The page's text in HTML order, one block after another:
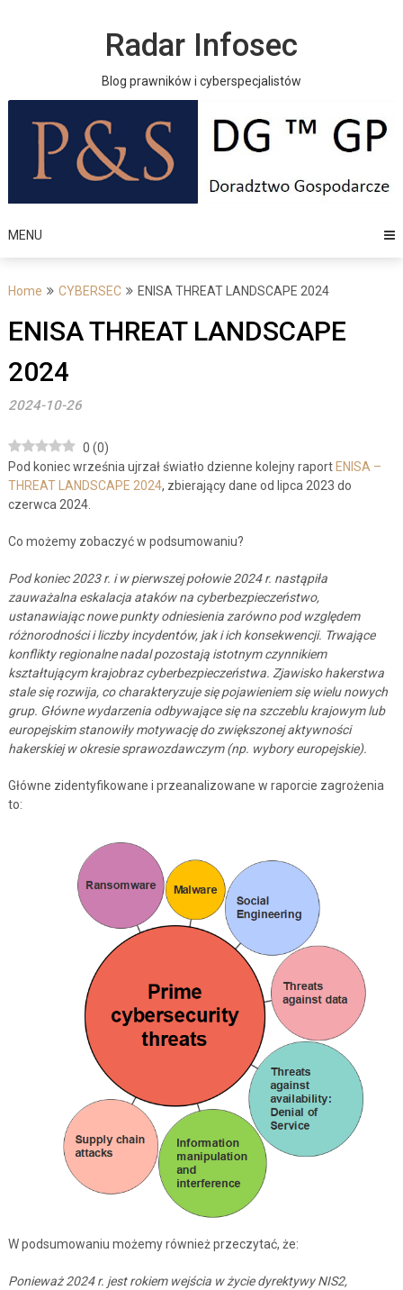
Radar Infosec
Blog prawników i cyberspecjalistów
MENU
Home CYBERSEC ENISA THREAT LANDSCAPE 2024
ENISA THREAT LANDSCAPE
2024
2024-10-26
0 (0)
Pod koniec września ujrzał światło dzienne kolejny raport ENISA –
THREAT LANDSCAPE 2024, zbierający dane od lipca 2023 do
czerwca 2024.
Co możemy zobaczyć w podsumowaniu?
Pod koniec 2023 r. i w pierwszej połowie 2024 r. nastąpiła
zauważalna eskalacja ataków na cyberbezpieczeństwo,
ustanawiając nowe punkty odniesienia zarówno pod względem
różnorodności i liczby incydentów, jak i ich konsekwencji. Trwające
konflikty regionalne nadal pozostają istotnym czynnikiem
kształtującym krajobraz cyberbezpieczeństwa. Zjawisko hakerstwa
stale się rozwija, co charakteryzuje się pojawieniem się wielu nowych
grup. Główne wydarzenia odbywające się na szczeblu krajowym lub
europejskim stanowiły motywację do zwiększonej aktywności
hakerskiej w okresie sprawozdawczym (np. wybory europejskie).
Główne zidentyfikowane i przeanalizowane w raporcie zagrożenia
to:
W podsumowaniu możemy również przeczytać, że:
Ponieważ 2024 r. jest rokiem wejścia w życie dyrektywy NIS2,